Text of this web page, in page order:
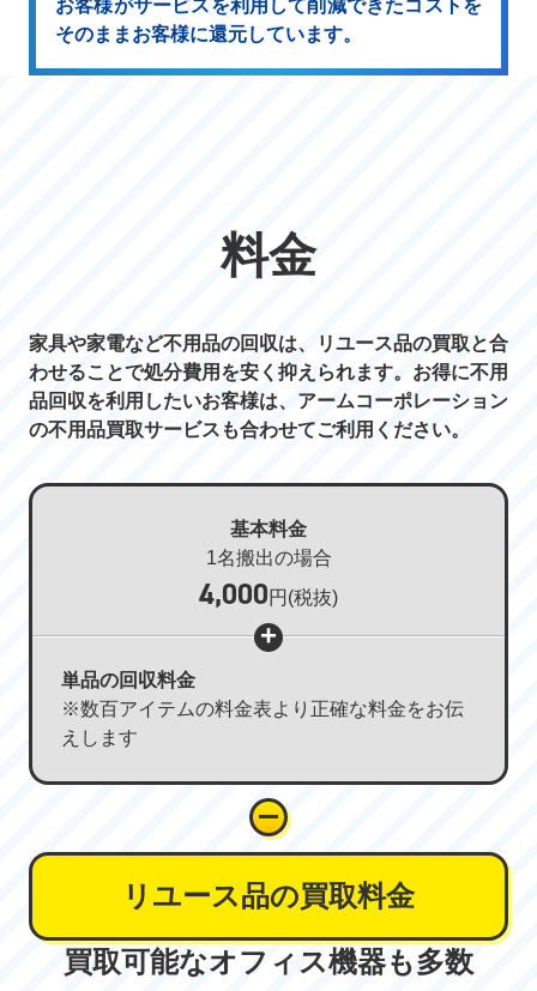
お客様がサービスを利用して削減できたコストを
そのままお客様に還元しています。
料金
家具や家電など不用品の回収は、リユース品の買取と合
わせることで処分費用を安く抑えられます。お得に不用
品回収を利用したいお客様は、アームコーポレーション
の不用品買取サービスも合わせてご利用ください。
基本料金
1名搬出の場合
4,000 円 (税抜)
単品の回収料金
※数百アイテムの料金表より正確な料金をお伝
えします
リユース品の買取料金
買取可能なオフィス機器も多数